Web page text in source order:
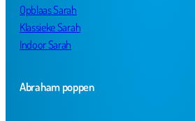
Opblaas Sarah
Klassieke Sarah
Indoor Sarah
Abraham poppen